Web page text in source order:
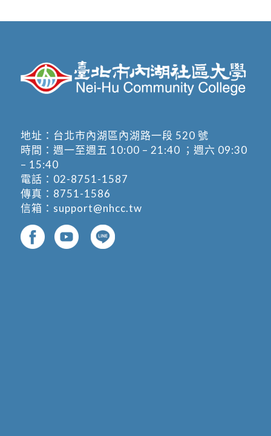
地址： 台北市內湖區內湖路一段 520 號
時間：週一至週五 10:00 – 21:40 ；週六 09:30
– 15:40
電話： 02-8751-1587
傳真：8751-1586
信箱： support@nhcc.tw